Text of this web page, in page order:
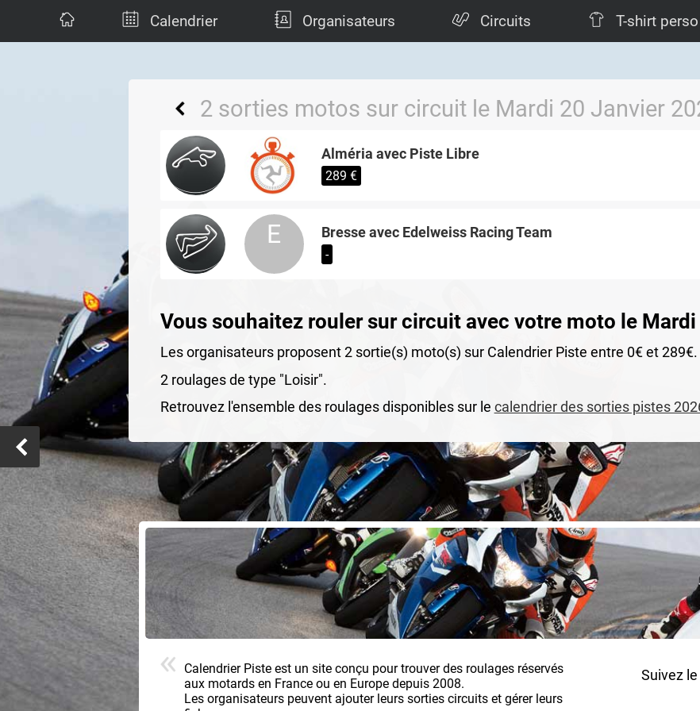
Calendrier Organisateurs Circuits T-shirt perso
2 sorties motos sur circuit le Mardi 20 Janvier
Alméria avec Piste Libre
289 €
E Bresse avec Edelweiss Racing Team
-
Vous souhaitez rouler sur circuit avec votre moto le
Les organisateurs proposent 2 sortie(s) moto(s) sur Calendrier Piste entre 0€ et 289€.
2 roulages de type "Loisir".
Retrouvez l'ensemble des roulages disponibles sur le calendrier des sorties pistes
Calendrier Piste est un site conçu pour trouver des roulages réservés
aux motards en France ou en Europe depuis 2008.
Les organisateurs peuvent ajouter leurs sorties circuits et gérer leurs
Suivez